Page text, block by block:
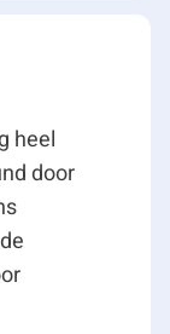
heel
door